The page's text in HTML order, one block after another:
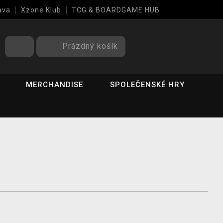
Xzone Klub TCG & BOARDGAME HUB
Prázdný košík
MERCHANDISE SPOLEČENSKÉ HRY